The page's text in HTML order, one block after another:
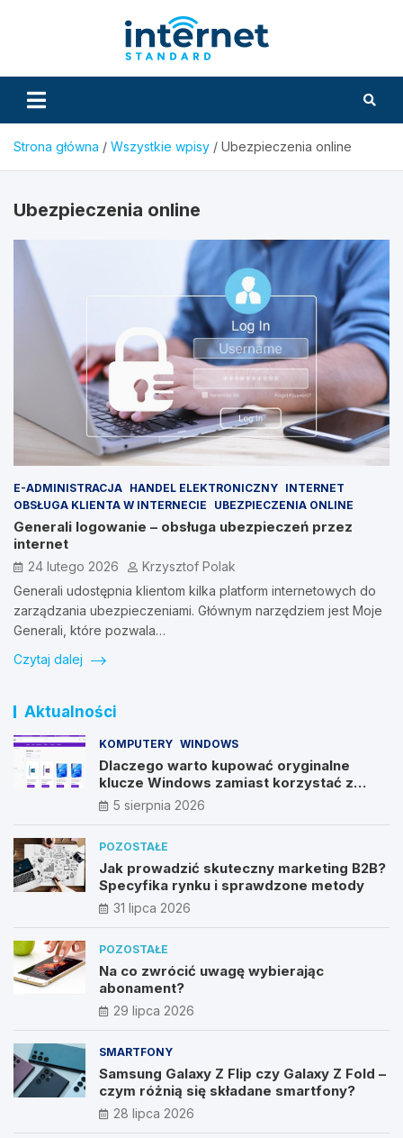
Strona główna Wszystkie wpisy Ubezpieczenia online
Ubezpieczenia online
E-ADMINISTRACJA HANDEL ELEKTRONICZNY INTERNET
OBSŁUGA KLIENTA W INTERNECIE
UBEZPIECZENIA ONLINE
Generali logowanie – obsługa ubezpieczeń przez
internet
24 lutego 2026
Krzysztof Polak
Generali udostępnia klientom kilka platform internetowych do
zarządzania ubezpieczeniami. Głównym narzędziem jest Moje
Generali, które pozwala…
Czytaj dalej
Aktualności
KOMPUTERY WINDOWS
Dlaczego warto kupować oryginalne
klucze Windows zamiast korzystać z
nieautoryzowanych źródeł?
5 sierpnia 2026
POZOSTAŁE
Jak prowadzić skuteczny marketing B2B?
Specyfika rynku i sprawdzone metody
31 lipca 2026
POZOSTAŁE
Na co zwrócić uwagę wybierając
abonament?
29 lipca 2026
SMARTFONY
Samsung Galaxy Z Flip czy Galaxy Z Fold –
czym różnią się składane smartfony?
28 lipca 2026